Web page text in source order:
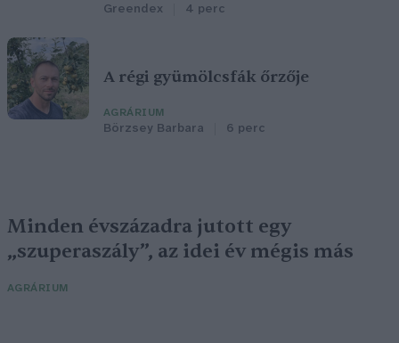
Greendex 4 perc
A régi gyümölcsfák őrzője
AGRÁRIUM
Börzsey Barbara 6 perc
Minden évszázadra jutott egy
„szuperaszály”, az idei év mégis más
AGRÁRIUM